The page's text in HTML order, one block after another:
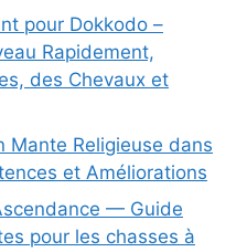
pour Dokkodo –
Rapidement,
des Chevaux et
Mante Religieuse dans
et Améliorations
— Guide
pour les chasses à